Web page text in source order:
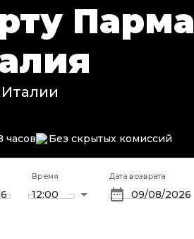
Парма
часов Без скрытых комиссий
Время Дата возврата